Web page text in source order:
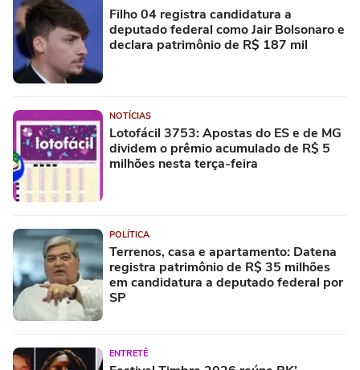
Filho 04 registra candidatura a
deputado federal como Jair Bolsonaro e
declara patrimônio de R$ 187 mil
NOTÍCIAS
Lotofácil 3753: Apostas do ES e de MG
dividem o prêmio acumulado de R$ 5
milhões nesta terça-feira
POLÍTICA
Terrenos, casa e apartamento: Datena
registra patrimônio de R$ 35 milhões
em candidatura a deputado federal por
SP
ENTRETÊ